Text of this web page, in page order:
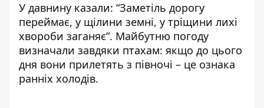
У давнину казали: “Заметіль дорогу
переймає, у щілини земні, у тріщини лихі
хвороби заганяє”. Майбутню погоду
визначали завдяки птахам: якщо до цього
дня вони прилетять з півночі – це ознака
ранніх холодів.